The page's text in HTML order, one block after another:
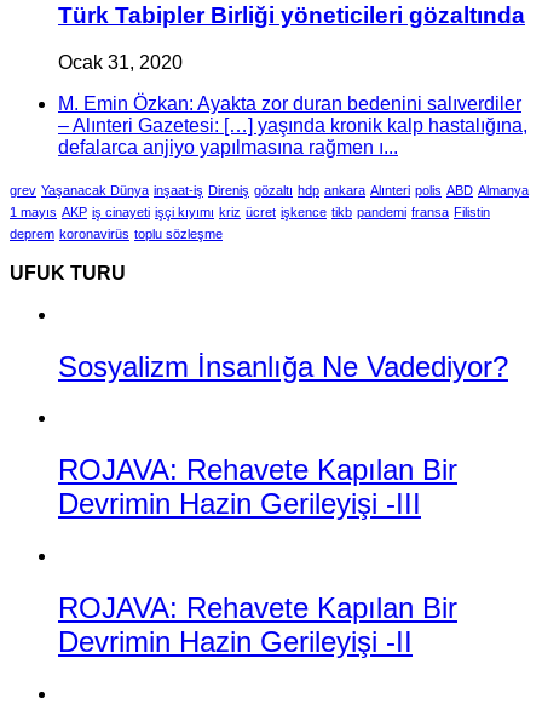
Türk Tabipler Birliği yöneticileri gözaltında
Ocak 31, 2020
M. Emin Özkan: Ayakta zor duran bedenini salıverdiler
– Alınteri Gazetesi: […] yaşında kronik kalp hastalığına,
defalarca anjiyo yapılmasına rağmen ı...
grev Yaşanacak Dünya inşaat-iş Direniş gözaltı hdp ankara Alınteri polis ABD Almanya
1 mayıs AKP iş cinayeti işçi kıyımı kriz ücret işkence tikb pandemi fransa Filistin
deprem koronavirüs toplu sözleşme
UFUK TURU
Sosyalizm İnsanlığa Ne Vadediyor?
ROJAVA: Rehavete Kapılan Bir
Devrimin Hazin Gerileyişi -III
ROJAVA: Rehavete Kapılan Bir
Devrimin Hazin Gerileyişi -II